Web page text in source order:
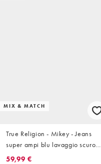
MIX & MATCH
True Religion - Mikey - Jeans
super ampi blu lavaggio scuro
ricamati con tasca con patta in
59,99 €